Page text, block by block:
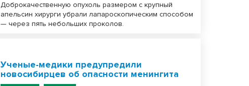
Доброкачественную опухоль размером с крупный
апельсин хирурги убрали лапароскопическим способом
— через пять небольших проколов.
Ученые-медики предупредили
новосибирцев об опасности менингита